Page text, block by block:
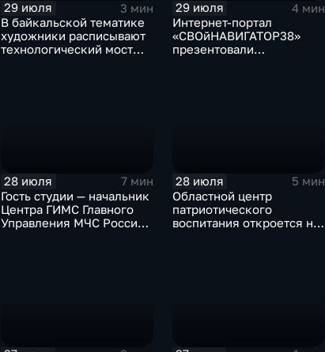
29 июля
3 мин
В байкальской тематике
художники расписывают
технологический мост
29 июля
4 мин
Интернет-портал
«СВОйНАВИГАТОР38»
презентовали
28 июля
7 мин
Гость студии — начальник
Центра ГИМС Главного
Управления МЧС России
28 июля
5 мин
Областной центр
патриотического
воспитания откроется на